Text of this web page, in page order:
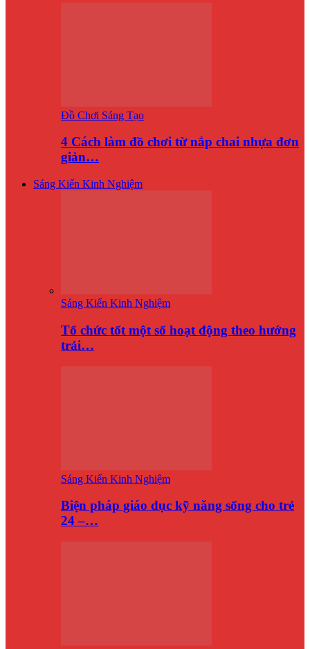
Đồ Chơi Sáng Tạo
4 Cách làm đồ chơi từ nắp chai nhựa đơn
giản…
Sáng Kiến Kinh Nghiệm
Sáng Kiến Kinh Nghiệm
Tổ chức tốt một số hoạt động theo hướng
trải…
Sáng Kiến Kinh Nghiệm
Biện pháp giáo dục kỹ năng sống cho trẻ
24 –…